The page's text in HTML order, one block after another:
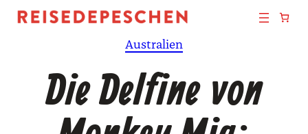
Zum
Australien
Die Delfine von